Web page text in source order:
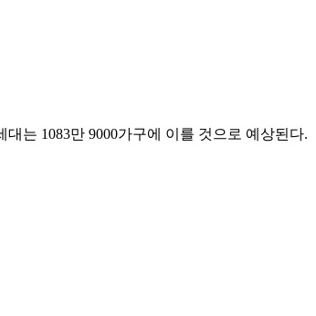
는 1083만 9000가구에 이를 것으로 예상된다.